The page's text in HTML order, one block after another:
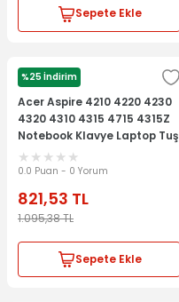
Sepete Ekle
%25 İndirim
ACER
Acer Aspire 4210 4220 4230
4320 4310 4315 4715 4315Z
Notebook Klavye Laptop Tuş
Takımı
0.0 Puan - 0 Yorum
821,53 TL
1.095,38TL
Sepete Ekle